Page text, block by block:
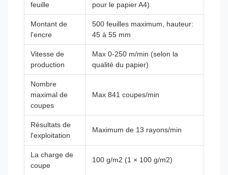
feuille
pour le papier A4)
Montant de
l'encre
500 feuilles maximum, hauteur:
45 à 55 mm
Vitesse de
production
Max 0-250 m/min (selon la
qualité du papier)
Nombre
maximal de
coupes
Max 841 coupes/min
Résultats de
l'exploitation
Maximum de 13 rayons/min
La charge de
coupe
100 g/m2 (1 × 100 g/m2)